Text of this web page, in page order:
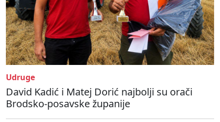
Udruge
David Kadić i Matej Dorić najbolji su orači
Brodsko-posavske županije